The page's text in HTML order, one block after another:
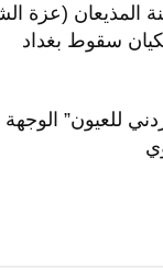
المذيعان (عزة
سقوط بغداد
للعيون” الوجهة